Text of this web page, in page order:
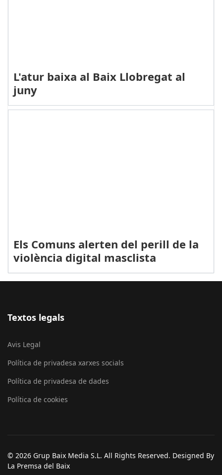
L'atur baixa al Baix Llobregat al
juny
Els Comuns alerten del perill de la
violència digital masclista
Textos legals
Avis Legal
Política de privadesa xarxes socials
Política de privadesa de dades
Política de cookies
© 2026 Grup Baix Media S.L. All Rights Reserved. Designed By
La Premsa del Baix